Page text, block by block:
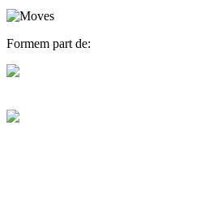
Formem part de: